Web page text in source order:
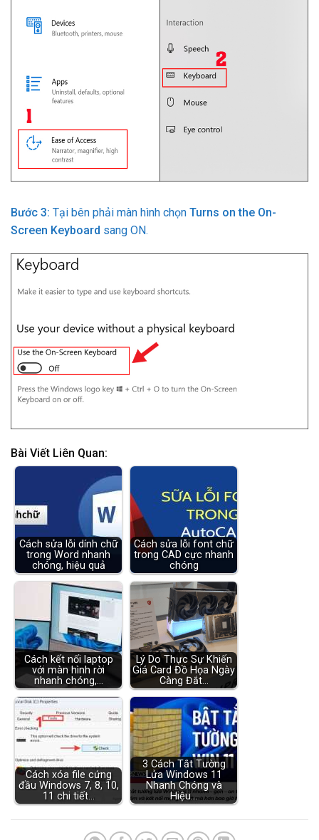
Bước 3: Tại bên phải màn hình chọn Turns on the On-
Screen Keyboard sang ON.
Bài Viết Liên Quan:
Cách sửa lỗi dính chữ
trong Word nhanh
chóng, hiệu quả
Cách sửa lỗi font chữ
trong CAD cực nhanh
chóng
Cách kết nối laptop
với màn hình rời
nhanh chóng,…
Lý Do Thực Sự Khiến
Giá Card Đồ Họa Ngày
Càng Đắt…
Cách xóa file cứng
đầu Windows 7, 8, 10,
11 chi tiết…
3 Cách Tắt Tường
Lửa Windows 11
Nhanh Chóng và
Hiệu…